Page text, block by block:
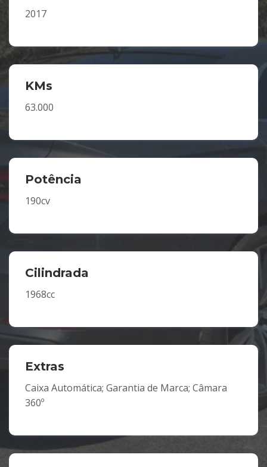
2017
KMs
63.000
Potência
190cv
Cilindrada
1968cc
Extras
Caixa Automática; Garantia de Marca; Câmara
360º